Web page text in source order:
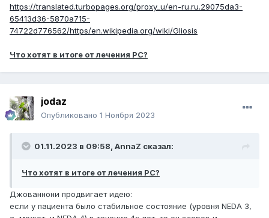
https://translated.turbopages.org/proxy_u/en-ru.ru.29075da3-
65413d36-5870a715-
74722d776562/https/en.wikipedia.org/wiki/Gliosis
Что хотят в итоге от лечения РС?
jodaz
Опубликовано 1 Ноября 2023
01.11.2023 в 09:58, AnnaZ сказал:
Что хотят в итоге от лечения РС?
Джованнони продвигает идею:
если у пациента было стабильное состояние (уровня NEDA 3,